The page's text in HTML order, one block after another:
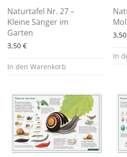
Naturtafel Nr. 27 –
Kleine Sänger im
Garten
3,50 €
In den Warenkorb
3,50
In